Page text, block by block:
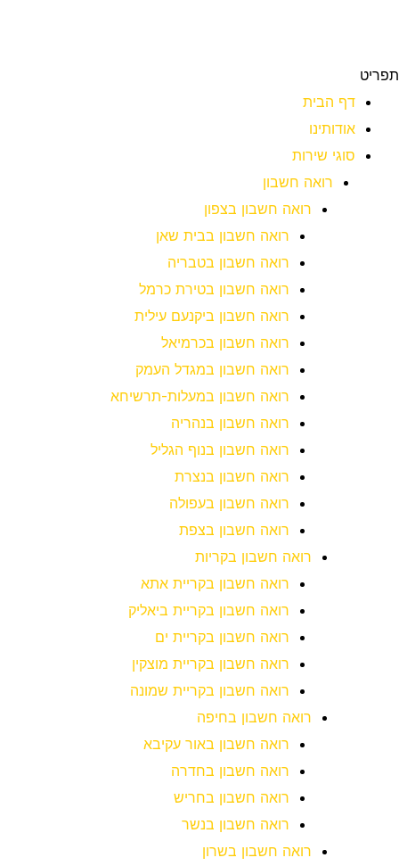
תפריט
דף הבית
אודותינו
סוגי שירות
רואה חשבון
רואה חשבון בצפון
רואה חשבון בבית שאן
רואה חשבון בטבריה
רואה חשבון בטירת כרמל
רואה חשבון ביקנעם עילית
רואה חשבון בכרמיאל
רואה חשבון במגדל העמק
רואה חשבון במעלות-תרשיחא
רואה חשבון בנהריה
רואה חשבון בנוף הגליל
רואה חשבון בנצרת
רואה חשבון בעפולה
רואה חשבון בצפת
רואה חשבון בקריות
רואה חשבון בקריית אתא
רואה חשבון בקריית ביאליק
רואה חשבון בקריית ים
רואה חשבון בקריית מוצקין
רואה חשבון בקריית שמונה
רואה חשבון בחיפה
רואה חשבון באור עקיבא
רואה חשבון בחדרה
רואה חשבון בחריש
רואה חשבון בנשר
רואה חשבון בשרון